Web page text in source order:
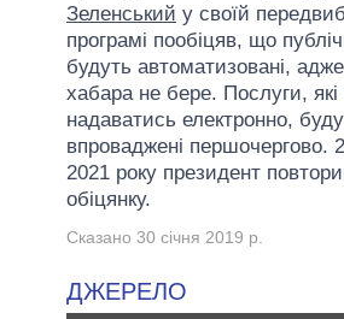
Зеленський у своїй
програмі пообіцяв, що
будуть автоматизовані,
хабара не бере. Послуги,
надаватись електронно,
впроваджені першочергово.
2021 року президент
обіцянку.
Сказано 30 січня 2019 р.
ДЖЕРЕЛО